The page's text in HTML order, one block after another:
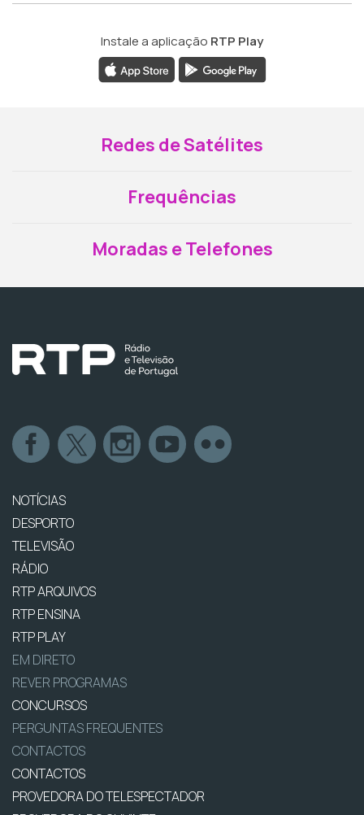
Instale a aplicação RTP Play
Redes de Satélites
Frequências
Moradas e Telefones
NOTÍCIAS
DESPORTO
TELEVISÃO
RÁDIO
RTP ARQUIVOS
RTP ENSINA
RTP PLAY
EM DIRETO
REVER PROGRAMAS
CONCURSOS
PERGUNTAS FREQUENTES
CONTACTOS
CONTACTOS
PROVEDORA DO TELESPECTADOR